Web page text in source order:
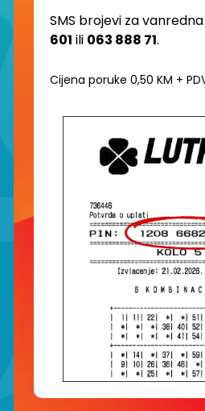
SMS brojevi za
601 ili 063 888 71.
Cijena poruke 0,50 KM +